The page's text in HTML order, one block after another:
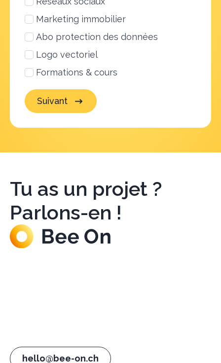
Marketing immobilier
Abo protection des données
Logo vectoriel
Formations & cours
Suivant
Tu as un projet ?
Parlons-en !
hello@bee-on.ch